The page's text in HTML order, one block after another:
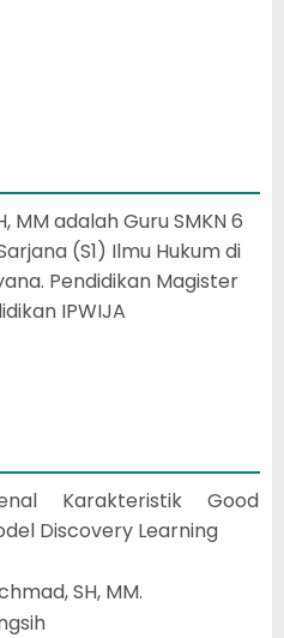
MM adalah Guru SMKN 6
(S1) Ilmu Hukum di
Pendidikan Magister
IPWIJA
Karakteristik Good
Discovery Learning
SH, MM.